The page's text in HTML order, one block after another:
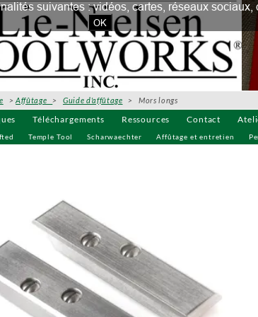
Téléchargements Ressources Contact
Temple Tool Scharwaechter Affûtage et entretien
>Affûtage> Guide d'affûtage > Mors longs
suivantes : vidéos, cartes, réseaux
OK